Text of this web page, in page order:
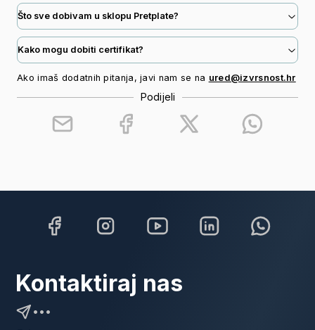
Što sve dobivam u sklopu Pretplate?
Kako mogu dobiti certifikat?
Ako imaš dodatnih pitanja, javi nam se na ured@izvrsnost.hr
Podijeli
Kontaktiraj nas
•••